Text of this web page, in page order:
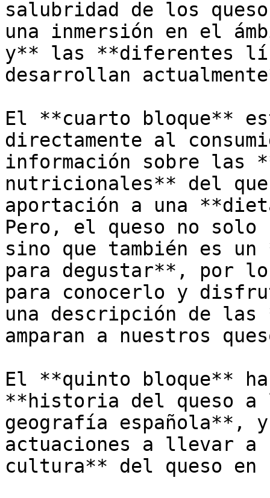
salubridad de los
una inmersión en el
y** las **diferentes
desarrollan
El **cuarto bloque**
directamente al
información sobre las
nutricionales** del
aportación a una
Pero, el queso no
sino que también es un
para degustar**, por
para conocerlo y
una descripción de
amparan a nuestros
El **quinto bloque**
**historia del queso a
geografía española**,
actuaciones a llevar a
cultura** del queso en